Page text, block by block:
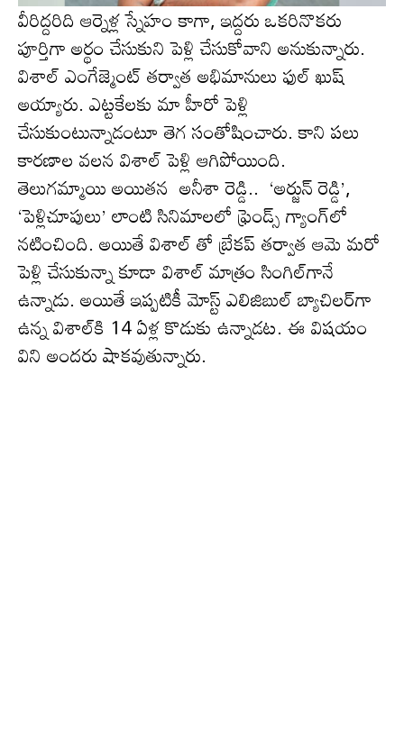
వీరిద్ద‌రిది ఆర్నెళ్ల స్నేహం కాగా, ఇద్ద‌రు ఒకరినొక‌రు
పూర్తిగా అర్థం చేసుకుని పెళ్లి చేసుకోవాని అనుకున్నారు.
విశాల్ ఎంగేజ్మెంట్ తర్వాత అభిమానులు ఫుల్ ఖుష్
అయ్యారు. ఎట్టకేలకు మా హీరో పెళ్లి
చేసుకుంటున్నాడంటూ తెగ సంతోషించారు. కాని ప‌లు
కార‌ణాల వ‌లన విశాల్ పెళ్లి ఆగిపోయింది.
తెలుగమ్మాయి అయిత‌న అనీశా రెడ్డి.. ‘అర్జున్ రెడ్డి’,
‘పెళ్లిచూపులు’ లాంటి సినిమాలలో ఫ్రెండ్స్ గ్యాంగ్‌లో
న‌టించింది. అయితే విశాల్ తో బ్రేక‌ప్ త‌ర్వాత ఆమె మ‌రో
పెళ్లి చేసుకున్నా కూడా విశాల్ మాత్రం సింగిల్‌గానే
ఉన్నాడు. అయితే ఇప్ప‌టికీ మోస్ట్ ఎలిజిబుల్ బ్యాచిల‌ర్‌గా
ఉన్న విశాల్‌కి 14 ఏళ్ల కొడుకు ఉన్నాడ‌ట‌. ఈ విష‌యం
విని అంద‌రు షాక‌వుతున్నారు.